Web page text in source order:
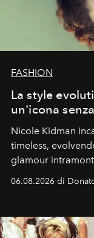
FASHION
La style
un'icona
Nicole Kidman
timeless,
glamour
Italia la sua style
06.08.2026 di